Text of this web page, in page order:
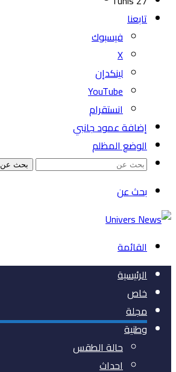
تابعنا
فيسبوك
‫X
لينكدإن
‫YouTube
انستقرام
إضافة عمود جانبي
الوضع المظلم
بحث عن
بحث عن
القائمة
الرئيسية
خاص
مجلة
وطنية
حالة الطقس
احداث